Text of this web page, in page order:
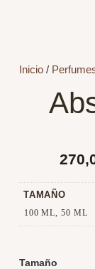
Inicio/
TAMAÑO
100 ML, 50 ML
Tamaño